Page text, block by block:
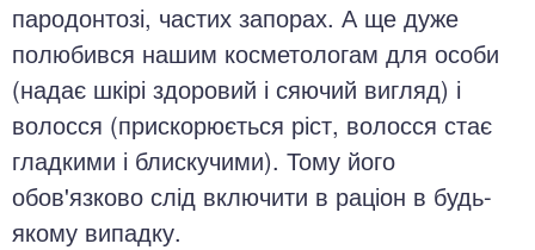
пародонтозі, частих запорах. А ще дуже
полюбився нашим косметологам для особи
(надає шкірі здоровий і сяючий вигляд) і
волосся (прискорюється ріст, волосся стає
гладкими і блискучими). Тому його
обов'язково слід включити в раціон в будь-
якому випадку.